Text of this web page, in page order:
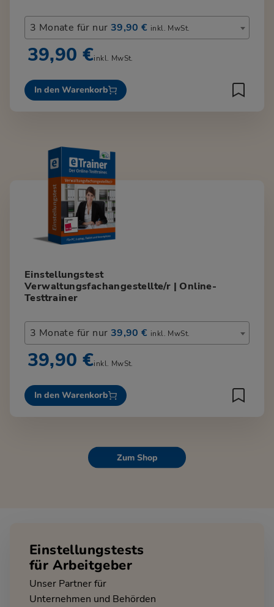
3 Monate für nur 39,90 € inkl. MwSt.
39,90 €inkl. MwSt.
In den Warenkorb
Einstellungstest
Verwaltungsfachangestellte/r | Online-
Testtrainer
3 Monate für nur 39,90 € inkl. MwSt.
39,90 €inkl. MwSt.
In den Warenkorb
Zum Shop
Einstellungstests
für Arbeitgeber
Unser Partner für
Unternehmen und Behörden